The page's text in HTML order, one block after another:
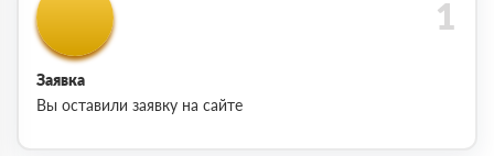
Заявка
Вы оставили заявку на сайте